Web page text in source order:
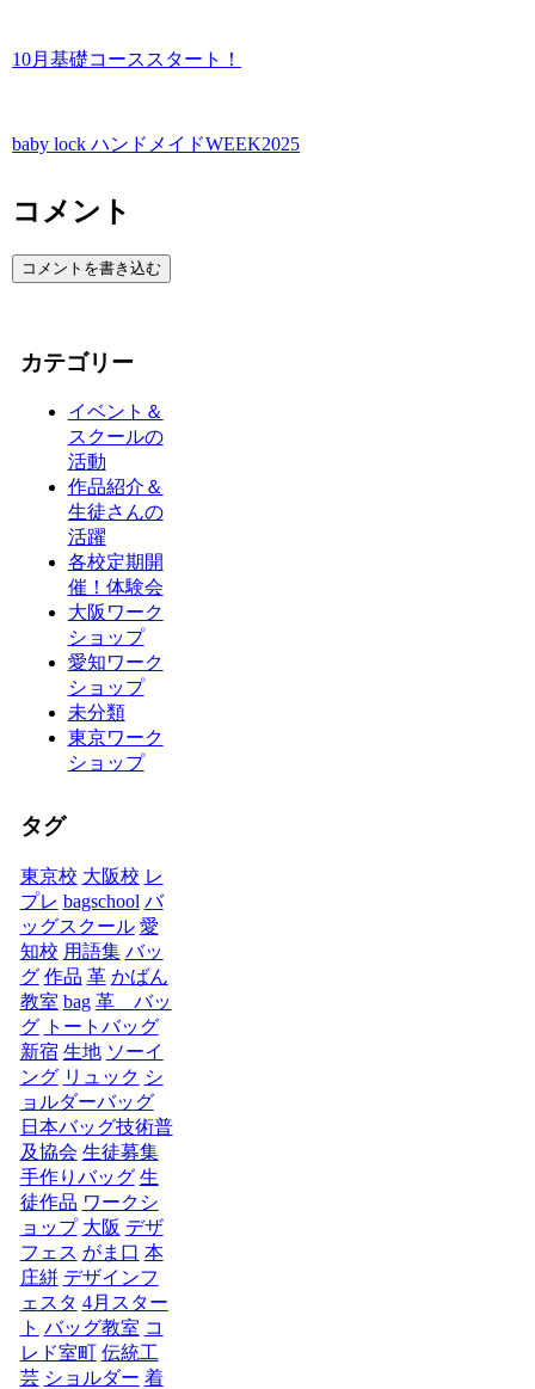
10月基礎コーススタート！
baby lock ハンドメイドWEEK2025
コメント
コメントを書き込む
カテゴリー
イベント＆
スクールの
活動
作品紹介＆
生徒さんの
活躍
各校定期開
催！体験会
大阪ワーク
ショップ
愛知ワーク
ショップ
未分類
東京ワーク
ショップ
タグ
東京校 大阪校 レ
プレ bagschool バ
ッグスクール 愛
知校 用語集 バッ
グ 作品 革 かばん
教室 bag 革 バッ
グ
トートバッグ
新宿 生地 ソーイ
ング リュック シ
ョルダーバッグ
日本バッグ技術普
及協会 生徒募集
手作りバッグ 生
徒作品 ワークシ
ョップ 大阪 デザ
フェス がま口 本
庄絣 デザインフ
ェスタ 4月スター
ト バッグ教室 コ
レド室町 伝統工
芸 ショルダー 着